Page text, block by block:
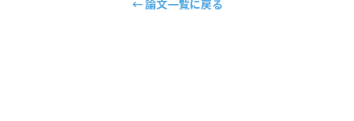
← 論文一覧に戻る